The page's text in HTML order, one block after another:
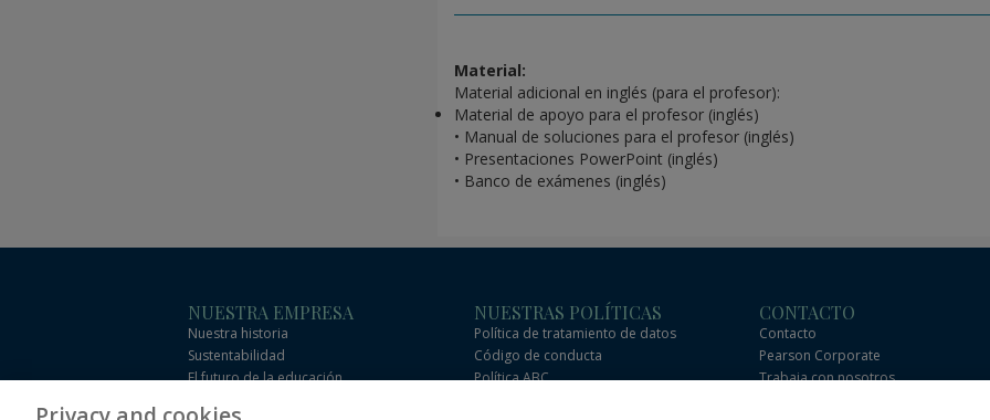
Material:
Material adicional en inglés (para el profesor):
Material de apoyo para el profesor (inglés)
• Manual de soluciones para el profesor (inglés)
• Presentaciones PowerPoint (inglés)
• Banco de exámenes (inglés)
NUESTRA EMPRESA
Nuestra historia
Sustentabilidad
El futuro de la educación
NUESTRAS POLÍTICAS
Política de tratamiento de datos
Código de conducta
Política ABC
CONTACTO
Contacto
Pearson Corporate
Trabaja con nosotros